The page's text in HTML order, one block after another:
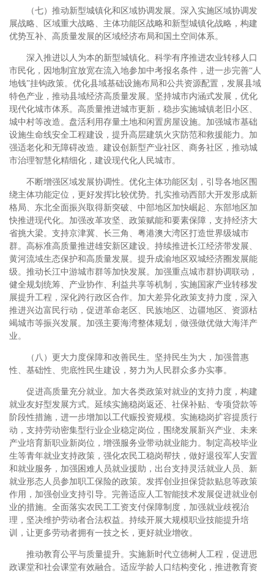
（七）推动新型城镇化和区域协调发展。深入实施区域协调发
展战略、区域重大战略、主体功能区战略和新型城镇化战略，构建
优势互补、高质量发展的区域经济布局和国土空间体系。
深入推进以人为本的新型城镇化。科学有序推进农业转移人口
市民化，因地制宜放宽在流入地参加中考报名条件，进一步完善“人
地钱”挂钩政策。优化县域基础设施布局和公共资源配置，发展县域
特色产业，推动县域经济高质量发展。坚持城市内涵式发展，优化
现代化城市体系。高质量推进城市更新，稳步实施城镇老旧小区、
城中村等改造。盘活利用存量土地和闲置房屋设施。加强城市基础
设施生命线安全工程建设，提升高层建筑火灾防范和救援能力。加
强适老化和无障碍改造。建设创新型产业社区、商务社区，推动城
市治理智慧化精细化，建设现代化人民城市。
不断增强区域发展协调性。优化主体功能区划，引导各地区围
绕主体功能定位，更好发挥比较优势。扎实推动西部大开发形成新
格局、东北全面振兴取得新突破、中部地区加快崛起、东部地区加
快推进现代化。加强改革攻坚、政策赋能和要素保障，支持经济大
省挑大梁。支持京津冀、长三角、粤港澳大湾区打造世界级城市
群。高标准高质量推进雄安新区建设。持续推进长江经济带发展、
黄河流域生态保护和高质量发展。提升成渝地区双城经济圈发展能
级。推动长江中游城市群等加快发展。加强重点城市群协调联动，
健全规划统筹、产业协作、利益共享等机制，实施国家产业转移发
展提升工程，深化跨行政区合作。加大差异化政策支持力度，深入
推进兴边富民行动，促进革命老区、民族地区、边疆地区、资源枯
竭城市等振兴发展。加强主要海湾整体规划，做强做优做大海洋产
业。
（八）更大力度保障和改善民生。坚持民生为大，加强普惠
性、基础性、兜底性民生建设，努力为人民群众多办实事。
促进高质量充分就业。加大各类政策对就业的支持力度，构建
就业友好型发展方式。延续实施稳岗返还、社保补贴、专项贷款等
阶段性措施，进一步增加以工代赈投资规模。实施稳岗扩容提质行
动，支持劳动密集型行业企业稳定岗位，围绕发展新兴产业、未来
产业培育新职业新岗位，增强服务业带动就业能力。制定高校毕业
生等青年就业支持政策，强化农民工稳岗帮扶，做好退役军人安置
和就业服务，加强困难人员就业援助，出台支持灵活就业人员、新
就业形态人员参加职工保险的政策。发挥创业担保贷款贴息等政策
作用，加强创业支持引导。完善适应人工智能技术发展促进就业创
业的措施。全面落实农民工工资支付保障制度，加强就业歧视治
理，坚决维护劳动者合法权益。持续开展大规模职业技能提升培
训，让更多劳动者拥有一技之长，更好就业增收。
推动教育公平与质量提升。实施新时代立德树人工程，促进思
政课堂和社会课堂有效融合。适应学龄人口结构变化，推进教育资